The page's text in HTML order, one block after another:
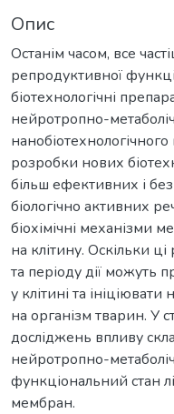
Опис
Останім часом, все
репродуктивної
біотехнологічні
нейротропно-
розробки нових
більш ефективних і
біологічно активних
біохімічні механізми
на клітину. Оскільки
та періоду дії можуть
у клітині та
на організм тварин. У
досліджень впливу
нейротропно-
функціональний стан
мембран.